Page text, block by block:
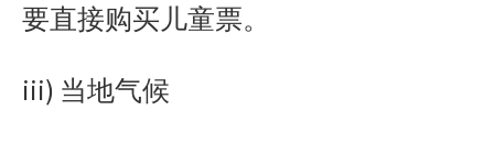
要直接购买儿童票。
iii) 当地气候